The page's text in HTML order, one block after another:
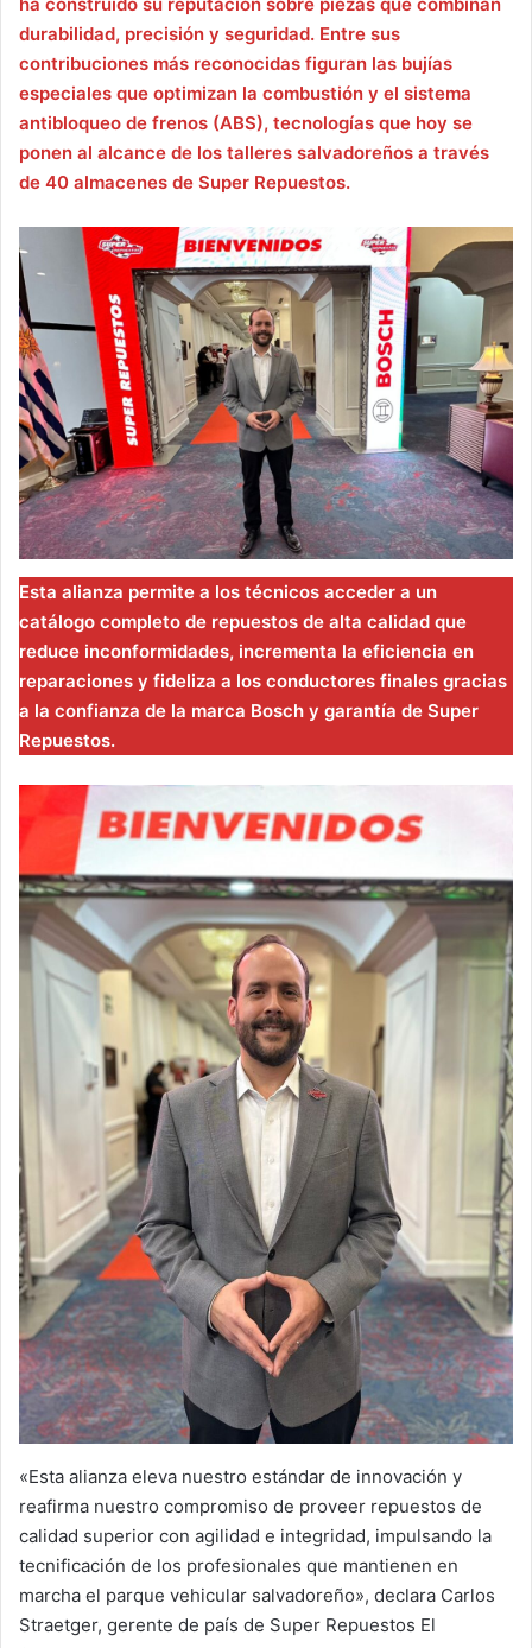
durabilidad, precisión y seguridad. Entre sus
contribuciones más reconocidas figuran las bujías
especiales que optimizan la combustión y el sistema
antibloqueo de frenos (ABS), tecnologías que hoy se
ponen al alcance de los talleres salvadoreños a través
de 40 almacenes de Super Repuestos.
Esta alianza permite a los técnicos acceder a un
catálogo completo de repuestos de alta calidad que
reduce inconformidades, incrementa la eficiencia en
reparaciones y fideliza a los conductores finales gracias
a la confianza de la marca Bosch y garantía de Super
Repuestos.
«Esta alianza eleva nuestro estándar de innovación y
reafirma nuestro compromiso de proveer repuestos de
calidad superior con agilidad e integridad, impulsando la
tecnificación de los profesionales que mantienen en
marcha el parque vehicular salvadoreño», declara Carlos
Straetger, gerente de país de Super Repuestos El